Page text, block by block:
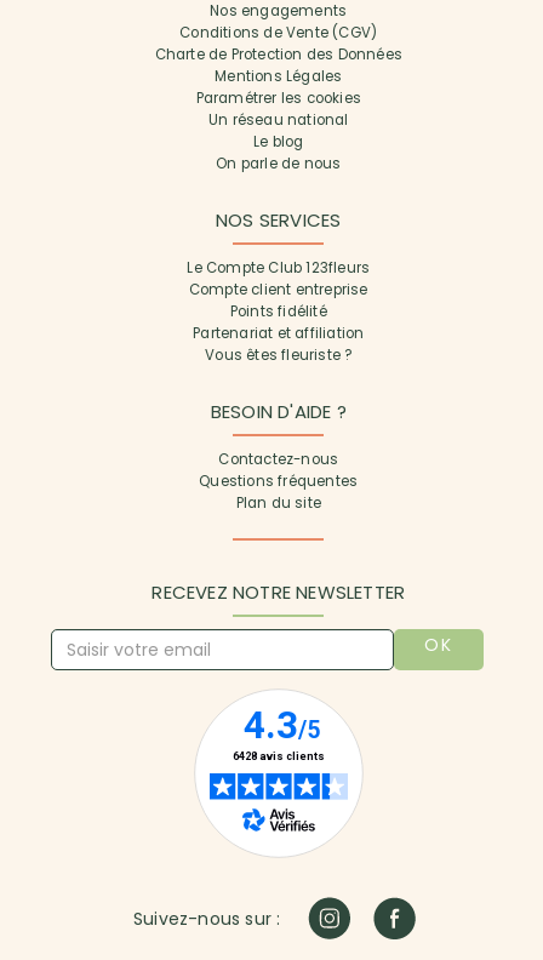
Nos engagements
Conditions de Vente (CGV)
Charte de Protection des Données
Mentions Légales
Paramétrer les cookies
Un réseau national
Le blog
On parle de nous
NOS SERVICES
Le Compte Club 123fleurs
Compte client entreprise
Points fidélité
Partenariat et affiliation
Vous êtes fleuriste ?
BESOIN D'AIDE ?
Contactez-nous
Questions fréquentes
Plan du site
RECEVEZ NOTRE NEWSLETTER
OK
Suivez-nous sur :